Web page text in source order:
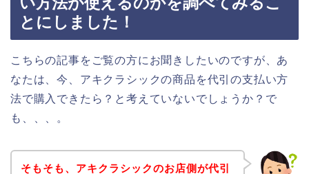
とにしました！
こちらの記事をご覧の方にお聞きしたいのですが、あ
なたは、今、アキクラシックの商品を代引の支払い方
法で購入できたら？と考えていないでしょうか？で
も、、、。
そもそも、アキクラシックのお店側が代引